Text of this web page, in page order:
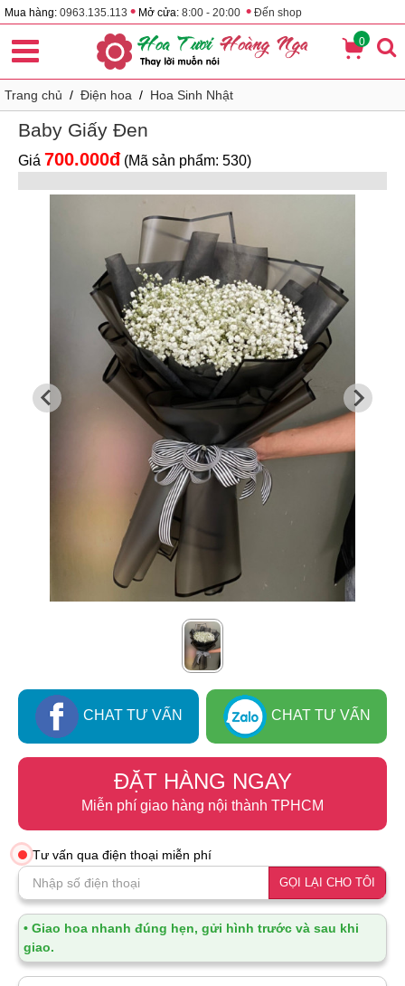
Mua hàng: 0963.135.113 • Mở cửa: 8:00 - 20:00 • Đến shop
0
Trang chủ / Điện hoa / Hoa Sinh Nhật
Baby Giấy Đen
Giá 700.000đ (Mã sản phẩm: 530)
CHAT TƯ VẤN CHAT TƯ VẤN
ĐẶT HÀNG NGAY
Miễn phí giao hàng nội thành TPHCM
Tư vấn qua điện thoại miễn phí
GỌI LẠI CHO TÔI
• Giao hoa nhanh đúng hẹn, gửi hình trước và sau khi
giao.